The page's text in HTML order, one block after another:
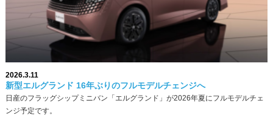
2026.3.11
新型エルグランド 16年ぶりのフルモデルチェンジへ
日産のフラッグシップミニバン「エルグランド」が2026年夏にフルモデルチェ
ンジ予定です。